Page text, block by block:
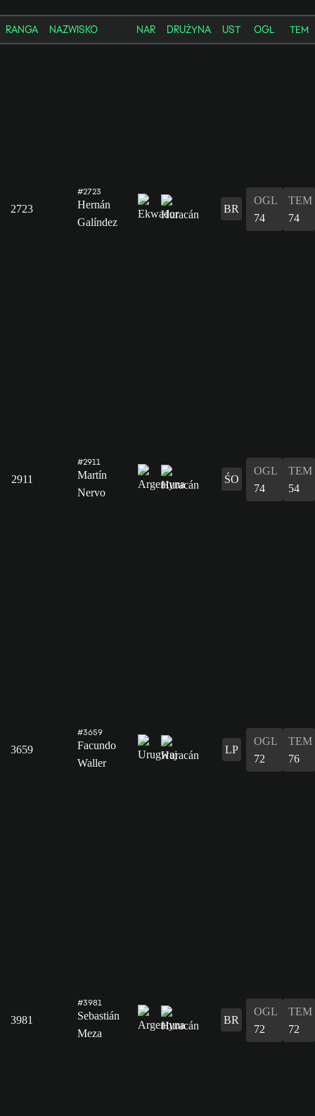
RANGA NAZWISKO NAR DRUŻYNA UST OGL TEM
2723
#2723
Hernán
Galíndez
BR
OGL
74
TEM
74
2911
#2911
Martín
Nervo
ŚO
OGL
74
TEM
54
3659
#3659
Facundo
Waller
LP
OGL
72
TEM
76
3981
#3981
Sebastián
Meza
BR
OGL
72
TEM
72